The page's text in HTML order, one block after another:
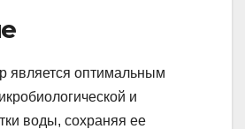
является оптимальным
и
воды, сохраняя ее